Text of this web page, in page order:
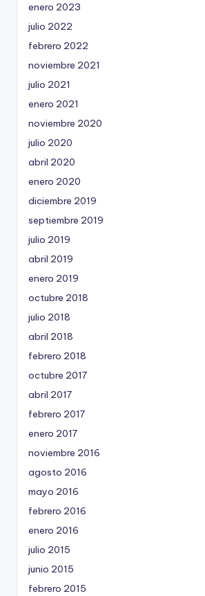
enero 2023
julio 2022
febrero 2022
noviembre 2021
julio 2021
enero 2021
noviembre 2020
julio 2020
abril 2020
enero 2020
diciembre 2019
septiembre 2019
julio 2019
abril 2019
enero 2019
octubre 2018
julio 2018
abril 2018
febrero 2018
octubre 2017
abril 2017
febrero 2017
enero 2017
noviembre 2016
agosto 2016
mayo 2016
febrero 2016
enero 2016
julio 2015
junio 2015
febrero 2015